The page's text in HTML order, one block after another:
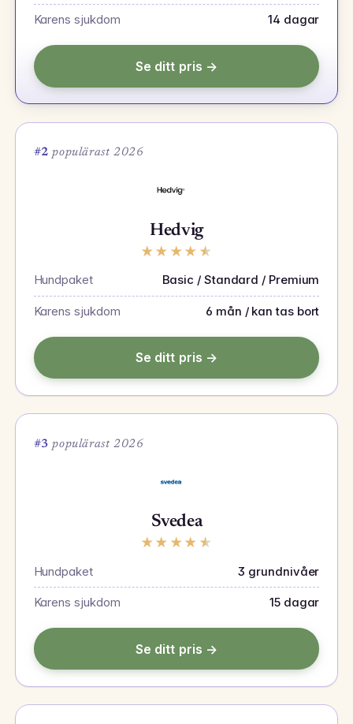
Karens sjukdom 14 dagar
Se ditt pris →
#2 populärast 2026
Hedvig
★ ★ ★ ★ ★
Hundpaket Basic / Standard / Premium
Karens sjukdom 6 mån / kan tas bort
Se ditt pris →
#3 populärast 2026
Svedea
★ ★ ★ ★ ★
Hundpaket 3 grundnivåer
Karens sjukdom 15 dagar
Se ditt pris →